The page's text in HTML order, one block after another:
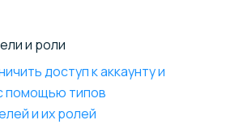
и роли
доступ к аккаунту и
помощью типов
и их ролей